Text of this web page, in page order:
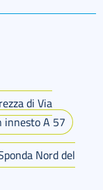
di Via
innesto A 57
Nord del